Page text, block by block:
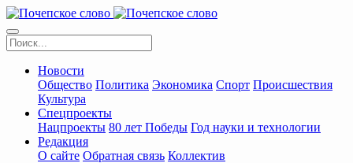
Новости
Общество Политика Экономика Спорт Происшествия
Культура
Спецпроекты
Нацпроекты 80 лет Победы Год науки и технологии
Редакция
О сайте Обратная связь Коллектив